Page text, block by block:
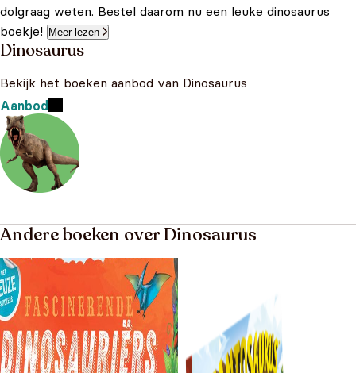
dolgraag weten. Bestel daarom nu een leuke dinosaurus
boekje!
Meer lezen
Dinosaurus
Bekijk het boeken aanbod van Dinosaurus
Aanbod
Andere boeken over Dinosaurus